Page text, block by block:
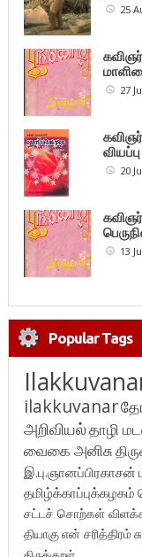
25
27
வியப்பு
20
13
Popular Tags
ilakkuvanar
அறிவியல்தாழி
வைகை அனிசு
இ.பு.ஞானப்பிரகாசன்
தமிழ்க்காப்புக்கழகம்
சட்டச் சொற்கள்
தியாகுஎன் சரித்திரம்